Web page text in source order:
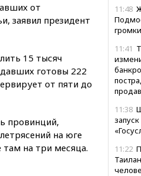
11:48
11:41
11:38
11:22
от
заявил президент
15 тысяч
готовы 222
от пяти до
провинций,
на юге
там на три месяца.